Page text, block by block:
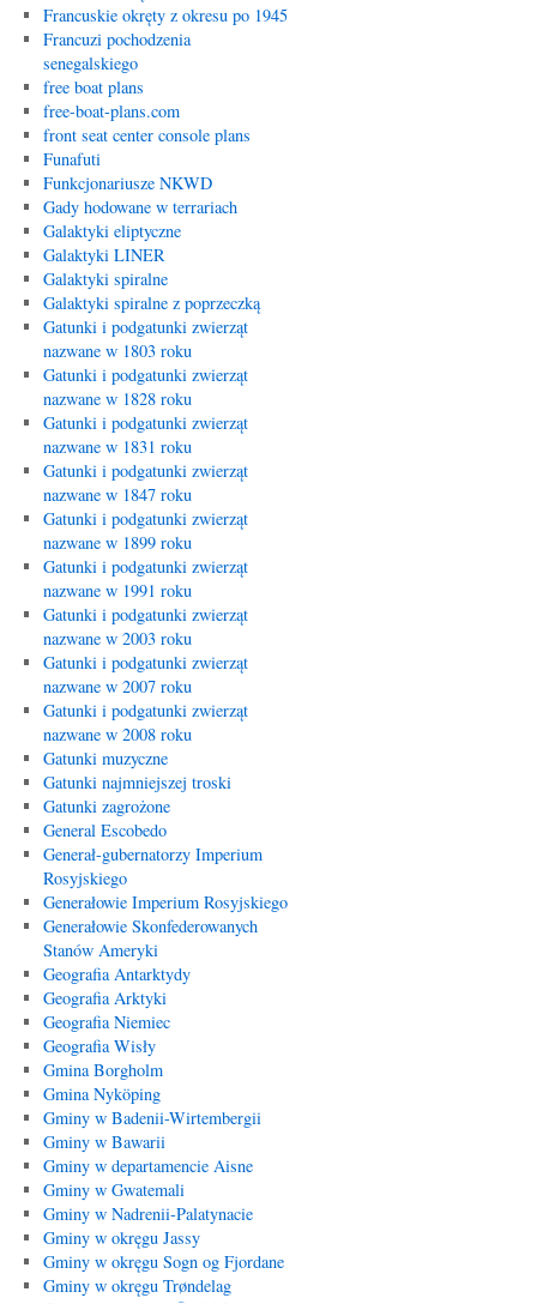
Francuskie okręty z okresu po 1945
Francuzi pochodzenia
senegalskiego
free boat plans
free-boat-plans.com
front seat center console plans
Funafuti
Funkcjonariusze NKWD
Gady hodowane w terrariach
Galaktyki eliptyczne
Galaktyki LINER
Galaktyki spiralne
Galaktyki spiralne z poprzeczką
Gatunki i podgatunki zwierząt
nazwane w 1803 roku
Gatunki i podgatunki zwierząt
nazwane w 1828 roku
Gatunki i podgatunki zwierząt
nazwane w 1831 roku
Gatunki i podgatunki zwierząt
nazwane w 1847 roku
Gatunki i podgatunki zwierząt
nazwane w 1899 roku
Gatunki i podgatunki zwierząt
nazwane w 1991 roku
Gatunki i podgatunki zwierząt
nazwane w 2003 roku
Gatunki i podgatunki zwierząt
nazwane w 2007 roku
Gatunki i podgatunki zwierząt
nazwane w 2008 roku
Gatunki muzyczne
Gatunki najmniejszej troski
Gatunki zagrożone
General Escobedo
Generał-gubernatorzy Imperium
Rosyjskiego
Generałowie Imperium Rosyjskiego
Generałowie Skonfederowanych
Stanów Ameryki
Geografia Antarktydy
Geografia Arktyki
Geografia Niemiec
Geografia Wisły
Gmina Borgholm
Gmina Nyköping
Gminy w Badenii-Wirtembergii
Gminy w Bawarii
Gminy w departamencie Aisne
Gminy w Gwatemali
Gminy w Nadrenii-Palatynacie
Gminy w okręgu Jassy
Gminy w okręgu Sogn og Fjordane
Gminy w okręgu Trøndelag